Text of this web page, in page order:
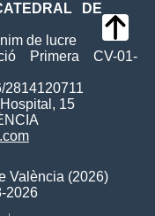
DE
de lucre
Primera CV-01-
2814120711
15
València (2026)
2026